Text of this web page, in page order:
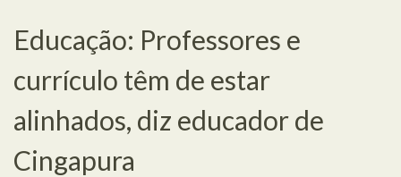
Educação: Professores e
currículo têm de estar
alinhados, diz educador de
Cingapura